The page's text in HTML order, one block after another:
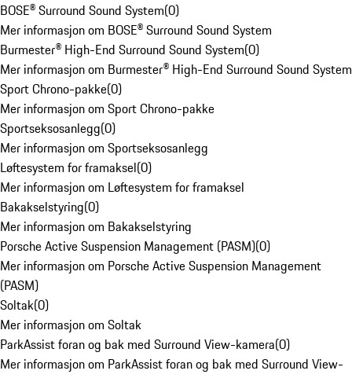
BOSE® Surround Sound System(0)
Mer informasjon om BOSE® Surround Sound System
Burmester® High-End Surround Sound System(0)
Mer informasjon om Burmester® High-End Surround Sound System
Sport Chrono-pakke(0)
Mer informasjon om Sport Chrono-pakke
Sportseksosanlegg(0)
Mer informasjon om Sportseksosanlegg
Løftesystem for framaksel(0)
Mer informasjon om Løftesystem for framaksel
Bakakselstyring(0)
Mer informasjon om Bakakselstyring
Porsche Active Suspension Management (PASM)(0)
Mer informasjon om Porsche Active Suspension Management
(PASM)
Soltak(0)
Mer informasjon om Soltak
ParkAssist foran og bak med Surround View-kamera(0)
Mer informasjon om ParkAssist foran og bak med Surround View-